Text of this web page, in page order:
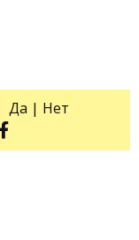
Да | Нет